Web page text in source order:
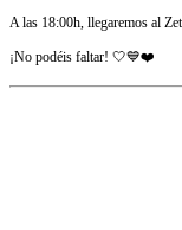
A las 18:00h, llegaremos al
¡No podéis faltar! 🤍💙❤️